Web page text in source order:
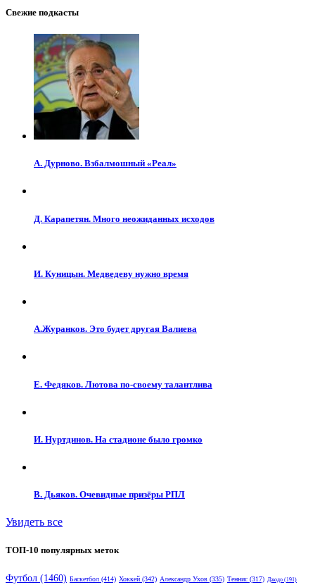
Свежие подкасты
А. Дурново. Взбалмошный «Реал»
Д. Карапетян. Много неожиданных исходов
И. Куницын. Медведеву нужно время
А.Журанков. Это будет другая Валиева
Е. Федяков. Лютова по-своему талантлива
И. Нуртдинов. На стадионе было громко
В. Дьяков. Очевидные призёры РПЛ
Увидеть все
ТОП-10 популярных меток
Футбол (1460) Баскетбол (414) Хоккей (342) Александр Ухов (335) Теннис (317) Дзюдо (191)